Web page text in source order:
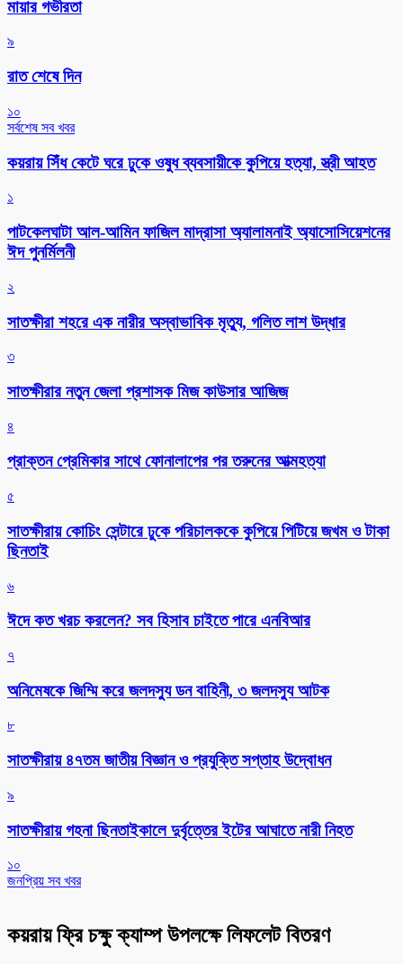
মায়ার গভীরতা
৯
রাত শেষে দিন
১০
সর্বশেষ সব খবর
কয়রায় সিঁধ কেটে ঘরে ঢুকে ওষুধ ব্যবসায়ীকে কুপিয়ে হত্যা, স্ত্রী আহত
১
পাটকেলঘাটা আল-আমিন ফাজিল মাদ্রাসা অ্যালামনাই অ্যাসোসিয়েশনের
ঈদ পুনর্মিলনী
২
সাতক্ষীরা শহরে এক নারীর অস্বাভাবিক মৃত্যু, গলিত লাশ উদ্ধার
৩
সাতক্ষীরার নতুন জেলা প্রশাসক মিজ কাউসার আজিজ
৪
প্রাক্তন প্রেমিকার সাথে ফোনালাপের পর তরুনের আত্মহত্যা
৫
সাতক্ষীরায় কোচিং সেন্টারে ঢুকে পরিচালককে কুপিয়ে পিটিয়ে জখম ও টাকা
ছিনতাই
৬
ঈদে কত খরচ করলেন? সব হিসাব চাইতে পারে এনবিআর
৭
অনিমেষকে জিম্মি করে জলদস্যু ডন বাহিনী, ৩ জলদস্যু আটক
৮
সাতক্ষীরায় ৪৭তম জাতীয় বিজ্ঞান ও প্রযুক্তি সপ্তাহ উদ্বোধন
৯
সাতক্ষীরায় গহনা ছিনতাইকালে দুর্বৃত্তের ইটের আঘাতে নারী নিহত
১০
জনপ্রিয় সব খবর
কয়রায় ফ্রি চক্ষু ক্যাম্প উপলক্ষে লিফলেট বিতরণ